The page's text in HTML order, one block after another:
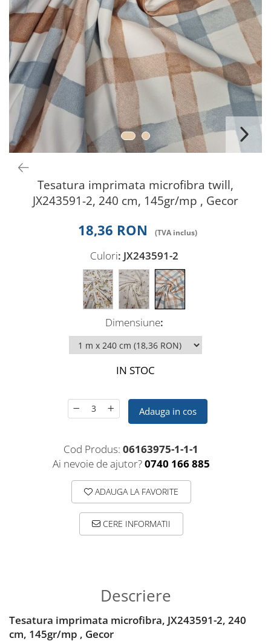
Tesatura imprimata microfibra twill,
JX243591-2, 240 cm, 145gr/mp , Gecor
18,36 RON
Culori: JX243591-2
Dimensiune:
IN STOC
Adauga in cos
Cod Produs: 06163975-1-1-1
Ai nevoie de ajutor?0740 166 885
ADAUGA LA FAVORITE
CERE INFORMATII
Descriere
Tesatura imprimata microfibra, JX243591-2, 240
cm, 145gr/mp , Gecor